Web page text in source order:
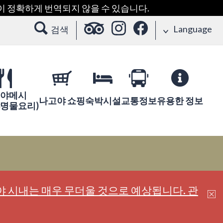
정확하게 번역되지 않을 수 있습니다.
검색
Language
메시
물요리)나고야 쇼핑숙박시설교통정보유용한 정보
시내는 매우 무더울 것으로 예상됩니다. 관